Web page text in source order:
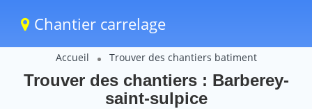
Chantier carrelage
Accueil Trouver des chantiers batiment
Trouver des chantiers : Barberey-
saint-sulpice